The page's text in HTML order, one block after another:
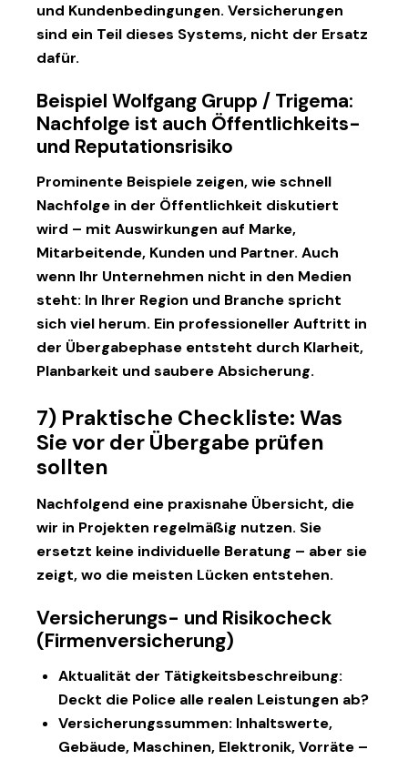
und Kundenbedingungen. Versicherungen
sind ein Teil dieses Systems, nicht der Ersatz
dafür.
Beispiel Wolfgang Grupp / Trigema:
Nachfolge ist auch Öffentlichkeits-
und Reputationsrisiko
Prominente Beispiele zeigen, wie schnell
Nachfolge in der Öffentlichkeit diskutiert
wird – mit Auswirkungen auf Marke,
Mitarbeitende, Kunden und Partner. Auch
wenn Ihr Unternehmen nicht in den Medien
steht: In Ihrer Region und Branche spricht
sich viel herum. Ein professioneller Auftritt in
der Übergabephase entsteht durch Klarheit,
Planbarkeit und saubere Absicherung.
7) Praktische Checkliste: Was
Sie vor der Übergabe prüfen
sollten
Nachfolgend eine praxisnahe Übersicht, die
wir in Projekten regelmäßig nutzen. Sie
ersetzt keine individuelle Beratung – aber sie
zeigt, wo die meisten Lücken entstehen.
Versicherungs- und Risikocheck
(Firmenversicherung)
Aktualität der Tätigkeitsbeschreibung:
Deckt die Police alle realen Leistungen ab?
Versicherungssummen: Inhaltswerte,
Gebäude, Maschinen, Elektronik, Vorräte –